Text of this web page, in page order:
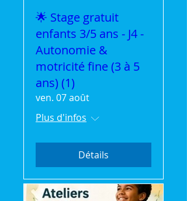
🌟 Stage gratuit
enfants 3/5 ans - J4 -
Autonomie &
motricité fine (3 à 5
ans) (1)
ven. 07 août
Plus d'infos
Détails